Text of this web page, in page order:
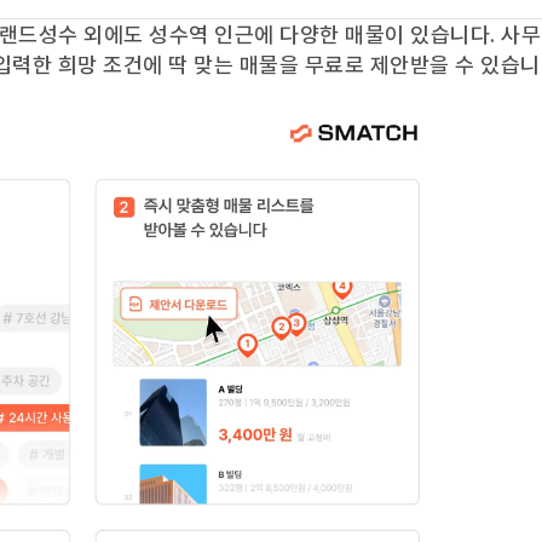
드성수 외에도 성수역 인근에 다양한 매물이 있습니다. 사
한 희망 조건에 딱 맞는 매물을 무료로 제안받을 수 있습